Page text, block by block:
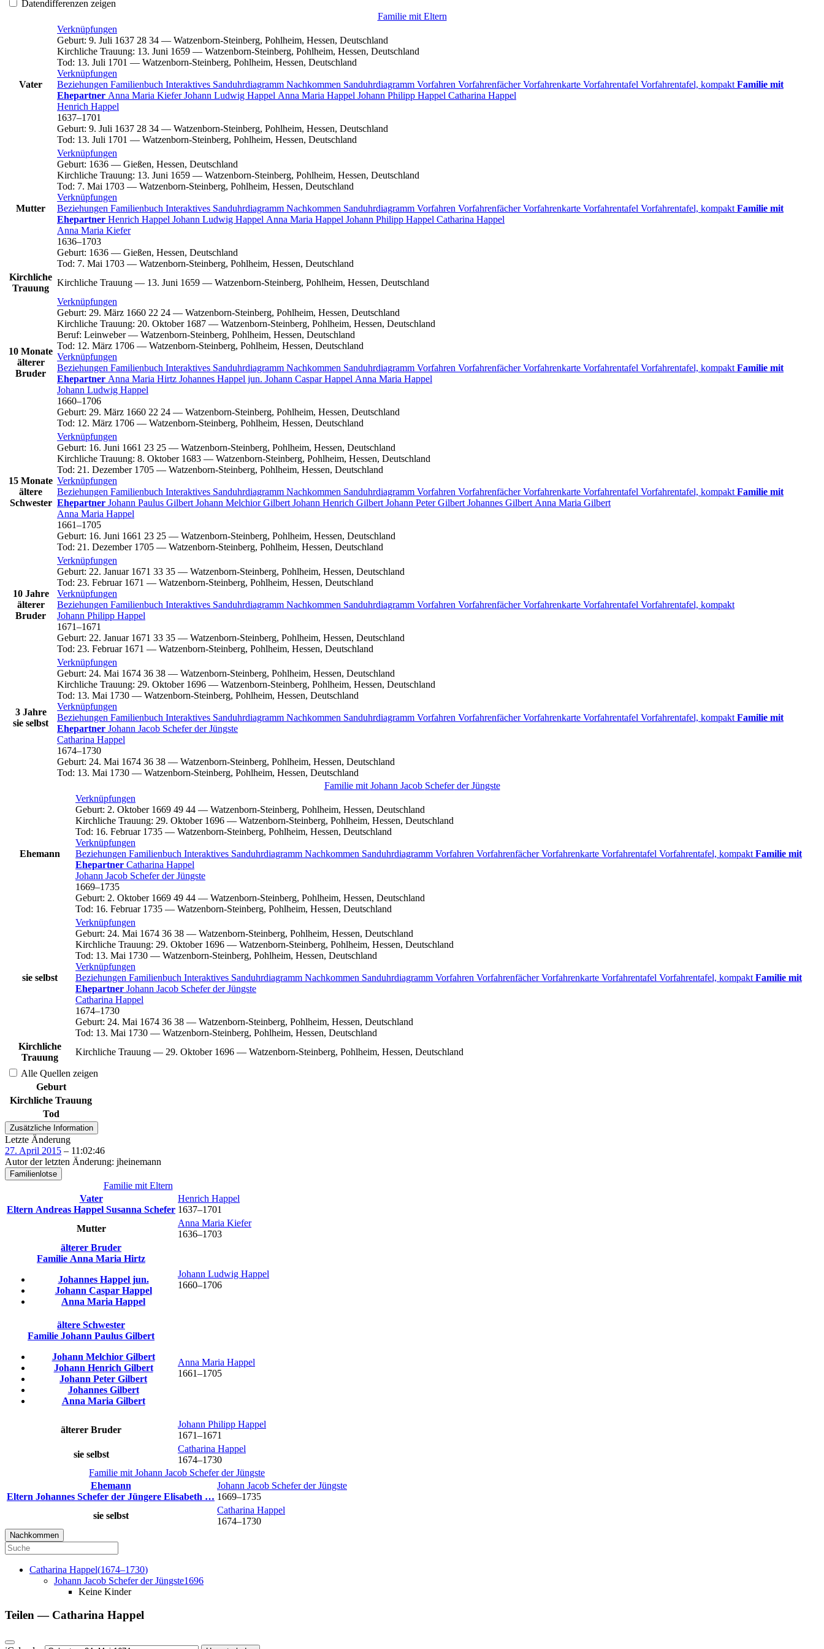
Datendifferenzen zeigen
Familie mit Eltern
Vater
Verknüpfungen
Geburt: 9. Juli 1637 28 34 — Watzenborn-Steinberg, Pohlheim, Hessen, Deutschland
Kirchliche Trauung: 13. Juni 1659 — Watzenborn-Steinberg, Pohlheim, Hessen, Deutschland
Tod: 13. Juli 1701 — Watzenborn-Steinberg, Pohlheim, Hessen, Deutschland
Verknüpfungen
Beziehungen Familienbuch Interaktives Sanduhrdiagramm Nachkommen Sanduhrdiagramm Vorfahren VorfahrenfächerVorfahrenkarte Vorfahrentafel Vorfahrentafel, kompakt Familie mit
Ehepartner Anna Maria Kiefer Johann Ludwig Happel Anna Maria Happel Johann Philipp Happel Catharina Happel
Henrich Happel
1637–1701
Geburt: 9. Juli 1637 28 34 — Watzenborn-Steinberg, Pohlheim, Hessen, Deutschland
Tod: 13. Juli 1701 — Watzenborn-Steinberg, Pohlheim, Hessen, Deutschland
Mutter
Verknüpfungen
Geburt: 1636 — Gießen, Hessen, Deutschland
Kirchliche Trauung: 13. Juni 1659 — Watzenborn-Steinberg, Pohlheim, Hessen, Deutschland
Tod: 7. Mai 1703 — Watzenborn-Steinberg, Pohlheim, Hessen, Deutschland
Verknüpfungen
Beziehungen Familienbuch Interaktives Sanduhrdiagramm Nachkommen Sanduhrdiagramm Vorfahren VorfahrenfächerVorfahrenkarte Vorfahrentafel Vorfahrentafel, kompakt Familie mit
Ehepartner Henrich Happel Johann Ludwig Happel Anna Maria Happel Johann Philipp Happel Catharina Happel
Anna Maria Kiefer
1636–1703
Geburt: 1636 — Gießen, Hessen, Deutschland
Tod: 7. Mai 1703 — Watzenborn-Steinberg, Pohlheim, Hessen, Deutschland
Kirchliche
Trauung
Kirchliche Trauung — 13. Juni 1659 — Watzenborn-Steinberg, Pohlheim, Hessen, Deutschland
10 Monate
älterer
Bruder
Verknüpfungen
Geburt: 29. März 1660 22 24 — Watzenborn-Steinberg, Pohlheim, Hessen, Deutschland
Kirchliche Trauung: 20. Oktober 1687 — Watzenborn-Steinberg, Pohlheim, Hessen, Deutschland
Beruf: Leinweber— Watzenborn-Steinberg, Pohlheim, Hessen, Deutschland
Tod: 12. März 1706 — Watzenborn-Steinberg, Pohlheim, Hessen, Deutschland
Verknüpfungen
Beziehungen Familienbuch Interaktives Sanduhrdiagramm Nachkommen Sanduhrdiagramm Vorfahren VorfahrenfächerVorfahrenkarte Vorfahrentafel Vorfahrentafel, kompakt Familie mit
Ehepartner Anna Maria Hirtz Johannes Happel jun. Johann CasparHappel Anna Maria Happel
Johann Ludwig Happel
1660–1706
Geburt: 29. März 1660 22 24 — Watzenborn-Steinberg, Pohlheim, Hessen, Deutschland
Tod: 12. März 1706 — Watzenborn-Steinberg, Pohlheim, Hessen, Deutschland
15 Monate
ältere
Schwester
Verknüpfungen
Geburt: 16. Juni 1661 23 25 — Watzenborn-Steinberg, Pohlheim, Hessen, Deutschland
Kirchliche Trauung: 8. Oktober 1683 — Watzenborn-Steinberg, Pohlheim, Hessen, Deutschland
Tod: 21. Dezember 1705 — Watzenborn-Steinberg, Pohlheim, Hessen, Deutschland
Verknüpfungen
Beziehungen Familienbuch Interaktives Sanduhrdiagramm Nachkommen Sanduhrdiagramm Vorfahren VorfahrenfächerVorfahrenkarte Vorfahrentafel Vorfahrentafel, kompakt Familie mit
Ehepartner Johann Paulus Gilbert Johann MelchiorGilbert Johann Henrich Gilbert Johann PeterGilbert Johannes Gilbert Anna Maria Gilbert
Anna Maria Happel
1661–1705
Geburt: 16. Juni 1661 23 25 — Watzenborn-Steinberg, Pohlheim, Hessen, Deutschland
Tod: 21. Dezember 1705 — Watzenborn-Steinberg, Pohlheim, Hessen, Deutschland
10 Jahre
älterer
Bruder
Verknüpfungen
Geburt: 22. Januar 1671 33 35 — Watzenborn-Steinberg, Pohlheim, Hessen, Deutschland
Tod: 23. Februar 1671 — Watzenborn-Steinberg, Pohlheim, Hessen, Deutschland
Verknüpfungen
Beziehungen Familienbuch Interaktives Sanduhrdiagramm Nachkommen Sanduhrdiagramm Vorfahren VorfahrenfächerVorfahrenkarte Vorfahrentafel Vorfahrentafel, kompakt
Johann Philipp Happel
1671–1671
Geburt: 22. Januar 1671 33 35 — Watzenborn-Steinberg, Pohlheim, Hessen, Deutschland
Tod: 23. Februar 1671 — Watzenborn-Steinberg, Pohlheim, Hessen, Deutschland
3 Jahre
sie selbst
Verknüpfungen
Geburt: 24. Mai 1674 36 38 — Watzenborn-Steinberg, Pohlheim, Hessen, Deutschland
Kirchliche Trauung: 29. Oktober 1696 — Watzenborn-Steinberg, Pohlheim, Hessen, Deutschland
Tod: 13. Mai 1730 — Watzenborn-Steinberg, Pohlheim, Hessen, Deutschland
Verknüpfungen
Beziehungen Familienbuch Interaktives Sanduhrdiagramm Nachkommen Sanduhrdiagramm Vorfahren VorfahrenfächerVorfahrenkarte Vorfahrentafel Vorfahrentafel, kompakt Familie mit
Ehepartner Johann Jacob Scheferder Jüngste
Catharina Happel
1674–1730
Geburt: 24. Mai 1674 36 38 — Watzenborn-Steinberg, Pohlheim, Hessen, Deutschland
Tod: 13. Mai 1730 — Watzenborn-Steinberg, Pohlheim, Hessen, Deutschland
Familie mit Johann Jacob Scheferder Jüngste
Ehemann
Verknüpfungen
Geburt: 2. Oktober 1669 49 44 — Watzenborn-Steinberg, Pohlheim, Hessen, Deutschland
Kirchliche Trauung: 29. Oktober 1696 — Watzenborn-Steinberg, Pohlheim, Hessen, Deutschland
Tod: 16. Februar 1735 — Watzenborn-Steinberg, Pohlheim, Hessen, Deutschland
Verknüpfungen
Beziehungen Familienbuch Interaktives Sanduhrdiagramm Nachkommen Sanduhrdiagramm Vorfahren VorfahrenfächerVorfahrenkarte Vorfahrentafel Vorfahrentafel, kompakt Familie mit
Ehepartner Catharina Happel
Johann Jacob Scheferder Jüngste
1669–1735
Geburt: 2. Oktober 1669 49 44 — Watzenborn-Steinberg, Pohlheim, Hessen, Deutschland
Tod: 16. Februar 1735 — Watzenborn-Steinberg, Pohlheim, Hessen, Deutschland
sie selbst
Verknüpfungen
Geburt: 24. Mai 1674 36 38 — Watzenborn-Steinberg, Pohlheim, Hessen, Deutschland
Kirchliche Trauung: 29. Oktober 1696 — Watzenborn-Steinberg, Pohlheim, Hessen, Deutschland
Tod: 13. Mai 1730 — Watzenborn-Steinberg, Pohlheim, Hessen, Deutschland
Verknüpfungen
Beziehungen Familienbuch Interaktives Sanduhrdiagramm Nachkommen Sanduhrdiagramm Vorfahren VorfahrenfächerVorfahrenkarte Vorfahrentafel Vorfahrentafel, kompakt Familie mit
Ehepartner Johann Jacob Scheferder Jüngste
Catharina Happel
1674–1730
Geburt: 24. Mai 1674 36 38 — Watzenborn-Steinberg, Pohlheim, Hessen, Deutschland
Tod: 13. Mai 1730 — Watzenborn-Steinberg, Pohlheim, Hessen, Deutschland
Kirchliche
Trauung
Kirchliche Trauung — 29. Oktober 1696 — Watzenborn-Steinberg, Pohlheim, Hessen, Deutschland
Alle Quellen zeigen
Geburt
Kirchliche Trauung
Tod
Zusätzliche Information
Letzte Änderung
27. April 2015 – 11:02:46
Autor der letzten Änderung: jheinemann
Familienlotse
Familie mit Eltern
Vater
Eltern Andreas Happel Susanna Schefer
Henrich Happel
1637–1701
Mutter
Anna Maria Kiefer
1636–1703
älterer Bruder
Familie Anna Maria Hirtz
Johannes Happeljun.
Johann Caspar Happel
Anna Maria Happel
Johann Ludwig Happel
1660–1706
ältere Schwester
Familie Johann Paulus Gilbert
Johann Melchior Gilbert
Johann Henrich Gilbert
Johann Peter Gilbert
Johannes Gilbert
Anna Maria Gilbert
Anna Maria Happel
1661–1705
älterer Bruder
Johann Philipp Happel
1671–1671
sie selbst
Catharina Happel
1674–1730
Familie mit Johann Jacob Scheferder Jüngste
Ehemann
Eltern Johannes Schefer der Jüngere Elisabeth …
Johann Jacob Scheferder Jüngste
1669–1735
sie selbst
Catharina Happel
1674–1730
Nachkommen
Catharina Happel(1674–1730)
Johann Jacob Scheferder Jüngste1696
Keine Kinder
Teilen — Catharina Happel